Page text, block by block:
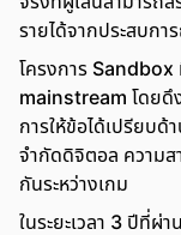
รายได้จากประสบกา
โครงการ Sandbox
mainstream โดยดึ
การให้ข้อได้เปรียบด้
จำกัดดิจิตอล ความส
กันระหว่างเกม
ในระยะเวลา 3 ปีที่ผ่